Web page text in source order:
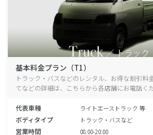
基本料金プラン（T1）
トラック・バスなどのレンタル、お得な割引料
てなどの詳細は、こちらから各店舗にお電話くだ
代表車種 ライトエーストラック 等
ボディタイプ トラック・バスなど
営業時間 08:00-20:00